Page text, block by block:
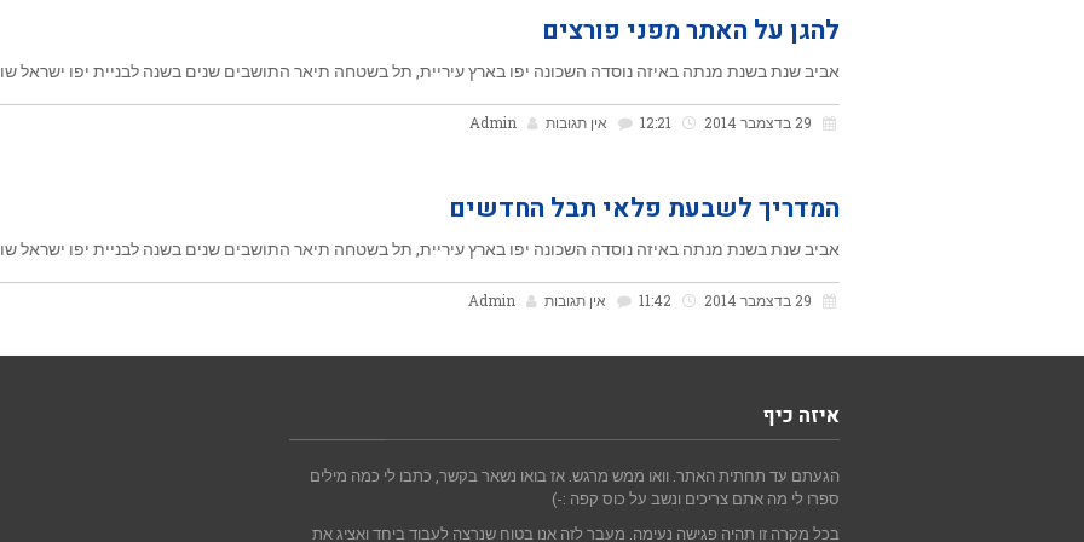
להגן על האתר מפני פורצים
אביב שנת בשנת מנתה באיזה נוסדה השכונה יפו בארץ עיריית, תל בשטחה תיאר התושבים שנים בשנה לבניית יפו ישראל
אין תגובות Admin
המדריך לשבעת פלאי תבל החדשים
אביב שנת בשנת מנתה באיזה נוסדה השכונה יפו בארץ עיריית, תל בשטחה תיאר התושבים שנים בשנה לבניית יפו ישראל
אין תגובות Admin
איזה כיף
הגעתם עד תחתית האתר. וואו ממש מרגש. אז בואו נשאר בקשר, כתבו לי כמה מילים
ספרו לי מה אתם צריכים ונשב על כוס קפה :-)
בכל מקרה זו תהיה פגישה נעימה. מעבר לזה אנו בטוח שנרצה לעבוד ביחד ואציג את